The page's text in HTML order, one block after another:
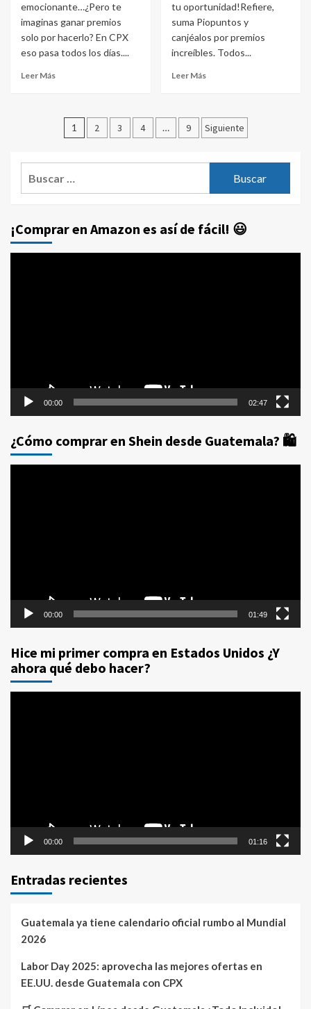
emocionante…¿Pero te
imaginas ganar premios
solo por hacerlo? En CPX
eso pasa todos los días....
Leer Más
tu oportunidad!Refiere,
suma Piopuntos y
canjéalos por premios
increíbles. Todos...
Leer Más
Paginación
entradas
1 2 3 4 … 9 Siguiente
¡Comprar en Amazon es así de fácil! 😃
00:00 02:47
¿Cómo comprar en Shein desde Guatemala? 🛍️
00:00 01:49
Hice mi primer compra en Estados Unidos ¿Y
ahora qué debo hacer?
00:00 01:16
Entradas recientes
Guatemala ya tiene calendario oficial rumbo al Mundial
2026
Labor Day 2025: aprovecha las mejores ofertas en
EE.UU. desde Guatemala con CPX